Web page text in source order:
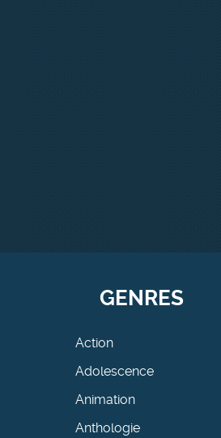
GENRES
Action
Adolescence
Animation
Anthologie